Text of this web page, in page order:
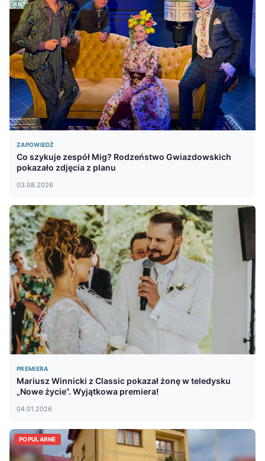
ZAPOWIEDŹ
Co szykuje zespół Mig? Rodzeństwo Gwiazdowskich
pokazało zdjęcia z planu
03.08.2026
PREMIERA
Mariusz Winnicki z Classic pokazał żonę w teledysku
„Nowe życie”. Wyjątkowa premiera!
04.01.2026
POPULARNE